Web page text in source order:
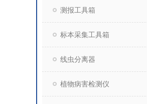
测报工具箱
标本采集工具箱
线虫分离器
植物病害检测仪